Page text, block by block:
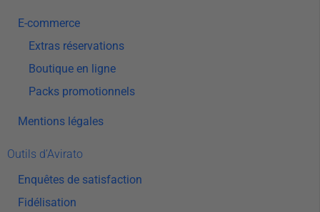
E-commerce
Extras réservations
Boutique en ligne
Packs promotionnels
Mentions légales
Outils d’Avirato
Enquêtes de satisfaction
Fidélisation